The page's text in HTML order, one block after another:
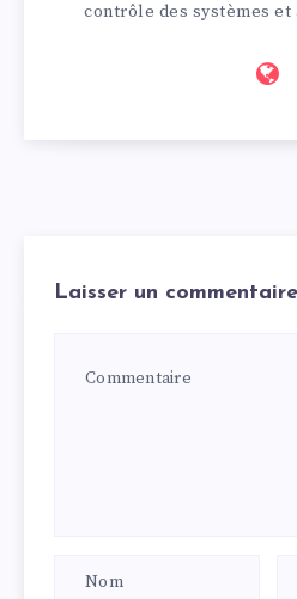
contrôle des systèmes
Laisser un commentaire